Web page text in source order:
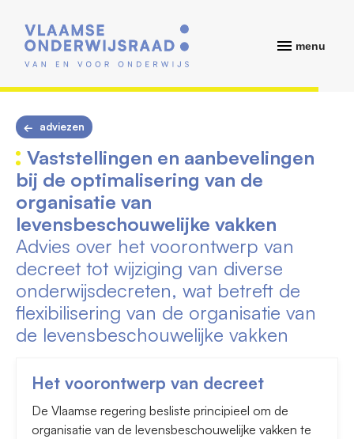
menu
adviezen
Vaststellingen en aanbevelingen
bij de optimalisering van de
organisatie van
levensbeschouwelijke vakken
Advies over het voorontwerp van
decreet tot wijziging van diverse
onderwijsdecreten, wat betreft de
flexibilisering van de organisatie van
de levensbeschouwelijke vakken
Het voorontwerp van decreet
De Vlaamse regering besliste principieel om de
organisatie van de levensbeschouwelijke vakken te